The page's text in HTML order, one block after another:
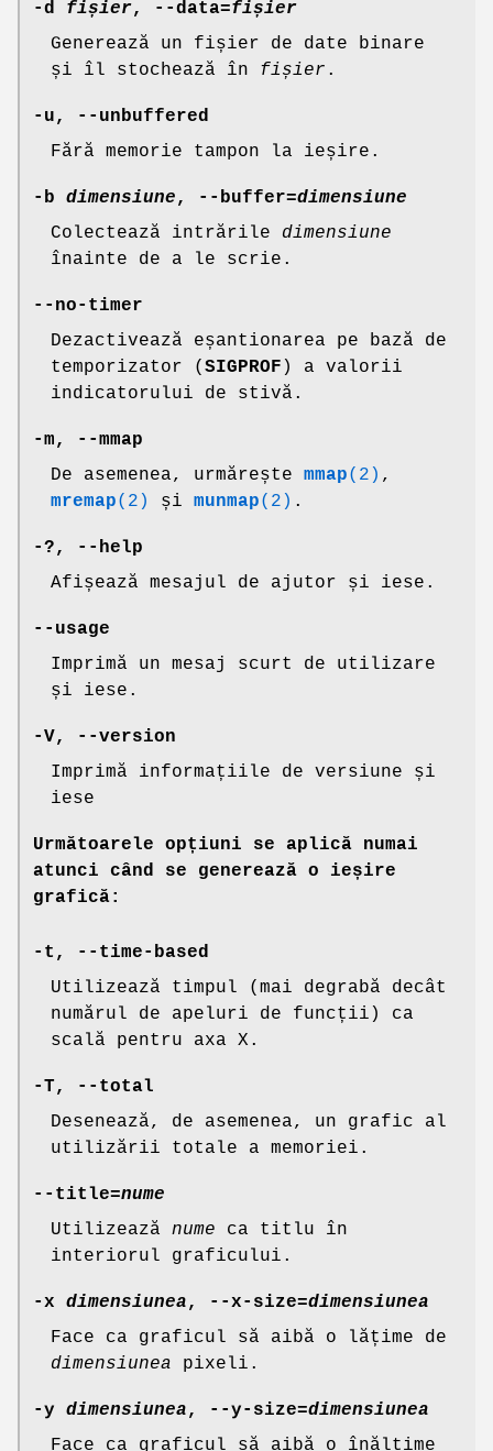
-d fișier, --data=fișier
Generează un fișier de date binare
și îl stochează în fișier .
-u,
--unbuffered
Fără memorie tampon la ieșire.
-b dimensiune, --buffer=dimensiune
Colectează intrările dimensiune
înainte de a le scrie.
--no-timer
Dezactivează eșantionarea pe bază de
temporizator ( SIGPROF ) a valorii
indicatorului de stivă.
-m,
--mmap
De asemenea, urmărește mmap(2) ,
mremap(2) și munmap(2) .
-?,
--help
Afișează mesajul de ajutor și iese.
--usage
Imprimă un mesaj scurt de utilizare
și iese.
-V,
--version
Imprimă informațiile de versiune și
iese
Următoarele opțiuni se aplică numai
atunci când se generează o ieșire
grafică:
-t ,
--time-based
Utilizează timpul (mai degrabă decât
numărul de apeluri de funcții) ca
scală pentru axa X.
-T,
--total
Desenează, de asemenea, un grafic al
utilizării totale a memoriei.
--title=nume
Utilizează nume ca titlu în
interiorul graficului.
-x dimensiunea, --x-size=dimensiunea
Face ca graficul să aibă o lățime de
dimensiunea pixeli.
-y dimensiunea, --y-size=dimensiunea
Face ca graficul să aibă o înălțime